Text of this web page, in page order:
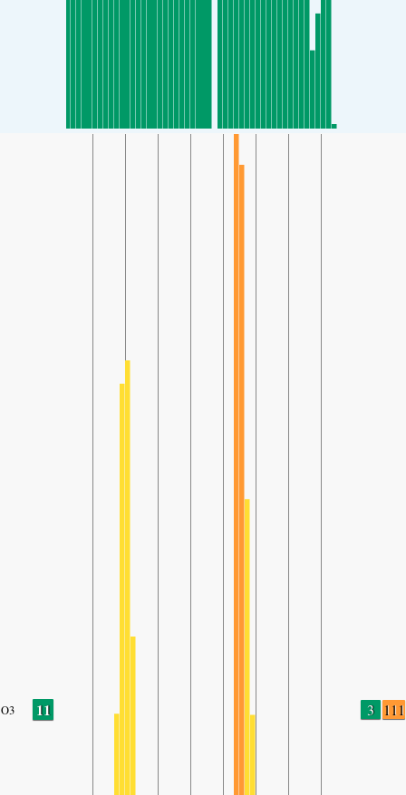
O3 11 3 111